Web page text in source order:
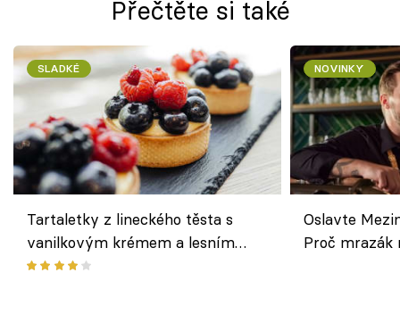
Přečtěte si také
SLADKÉ
Tartaletky z lineckého těsta s
vanilkovým krémem a lesním
ovocem podle Bread Society
NOVINKY
Oslavte
Proč